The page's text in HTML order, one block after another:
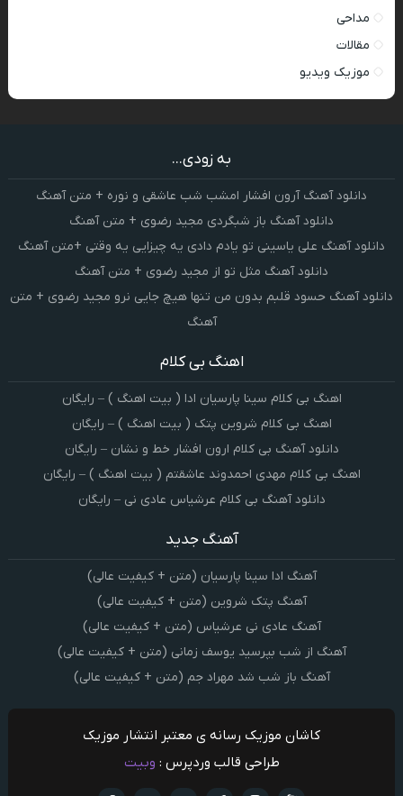
مداحی
مقالات
موزیک ویدیو
به زودی...
دانلود آهنگ آرون افشار امشب شب عاشقی و نوره + متن آهنگ
دانلود آهنگ باز شبگردی مجید رضوی + متن آهنگ
دانلود آهنگ علی یاسینی تو یادم دادی یه چیزایی یه وقتی +متن آهنگ
دانلود آهنگ مثل تو از مجید رضوی + متن آهنگ
دانلود آهنگ حسود قلبم بدون من تنها هیچ جایی نرو مجید رضوی + متن
آهنگ
اهنگ بی کلام
اهنگ بی کلام سینا پارسیان ادا ( بیت اهنگ ) – رایگان
اهنگ بی کلام شروین پتک ( بیت اهنگ ) – رایگان
دانلود آهنگ بی کلام ارون افشار خط و نشان – رایگان
اهنگ بی کلام مهدی احمدوند عاشقتم ( بیت اهنگ ) – رایگان
دانلود آهنگ بی کلام عرشیاس عادی نی – رایگان
آهنگ جدید
آهنگ ادا سینا پارسیان (متن + کیفیت عالی)
آهنگ پتک شروین (متن + کیفیت عالی)
آهنگ عادی نی عرشیاس (متن + کیفیت عالی)
آهنگ از شب بپرسید یوسف زمانی (متن + کیفیت عالی)
آهنگ باز شب شد مهراد جم (متن + کیفیت عالی)
کاشان موزیک رسانه ی معتبر انتشار موزیک
طراحی قالب وردپرس : وبیت